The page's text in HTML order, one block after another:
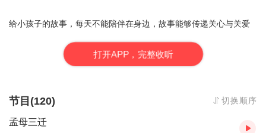
给小孩子的故事，每天不能陪伴在身边，故事能够传递关心与关爱
打开APP，完整收听
节目(120) 切换顺序
孟母三迁